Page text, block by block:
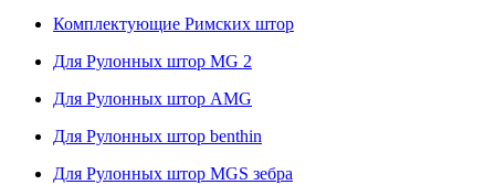
Комплектующие Римских штор
Для Рулонных штор MG 2
Для Рулонных штор AMG
Для Рулонных штор benthin
Для Рулонных штор MGS зебра